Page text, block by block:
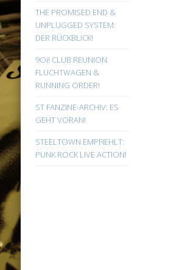
THE PROMISED END &
UNPLUGGED SYSTEM:
DER RÜCKBLICK!
9Oi! CLUB REUNION:
FLUCHTWAGEN &
RUNNING ORDER!
ST FANZINE-ARCHIV: ES
GEHT VORAN!
STEELTOWN EMPFIEHLT:
PUNK ROCK LIVE ACTION!